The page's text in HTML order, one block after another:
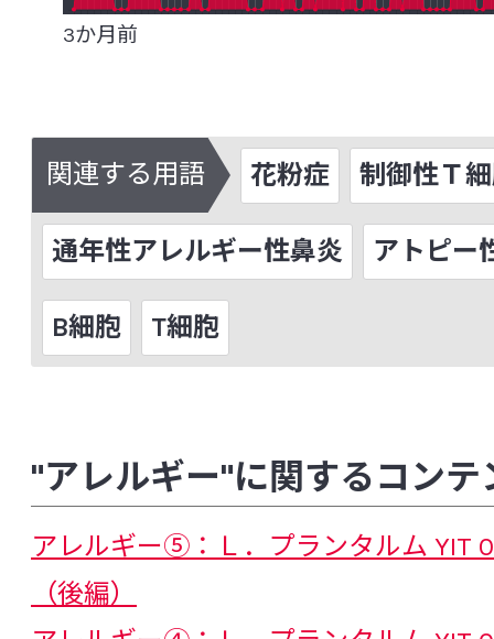
コホート研究
コルチゾール コレ
細胞壁多糖
自己免
脂質異常症（高脂血症）
歯周病
周術期（周手術期）
樹状細胞
種
硝化細菌
上気道感染症
小胞体ストレス
制御性Ｔ細胞（Treg）
染色体異常
前立腺がん
[た行]
3か月前
関連する用語 花粉症 制御性Ｔ
通年性アレルギー性鼻炎 アトピー
B細胞 T細胞
"アレルギー"に関するコンテ
アレルギー⑤：Ｌ．プランタルム YIT
（後編）